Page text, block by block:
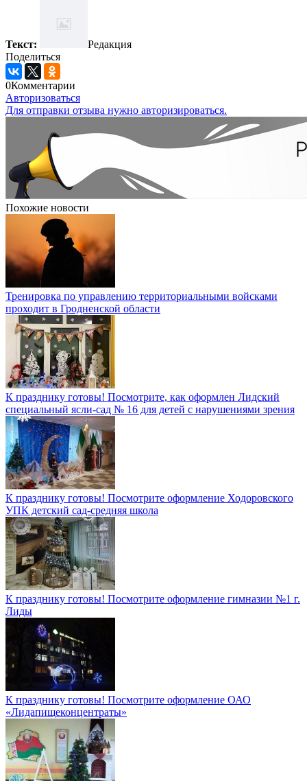
Текст:
Редакция
Поделиться
0Комментарии
Авторизоваться
Для отправки отзыва нужно авторизироваться.
Похожие новости
Тренировка по управлению территориальными войсками
проходит в Гродненской области
К празднику готовы! Посмотрите, как оформлен Лидский
специальный ясли-сад № 16 для детей с нарушениями зрения
К празднику готовы! Посмотрите оформление Ходоровского
УПК детский сад-средняя школа
К празднику готовы! Посмотрите оформление гимназии №1 г.
Лиды
К празднику готовы! Посмотрите оформление ОАО
«Лидапищеконцентраты»